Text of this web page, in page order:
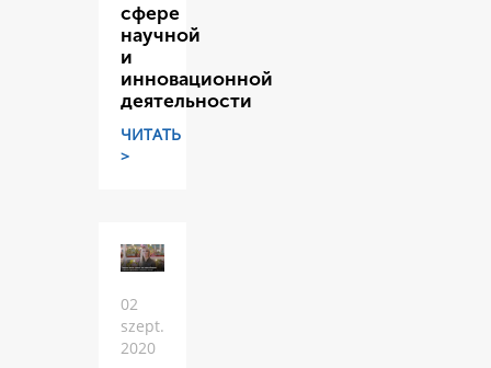
сфере
научной
и
инновационной
деятельности
ЧИТАТЬ
>
02
szept.
2020